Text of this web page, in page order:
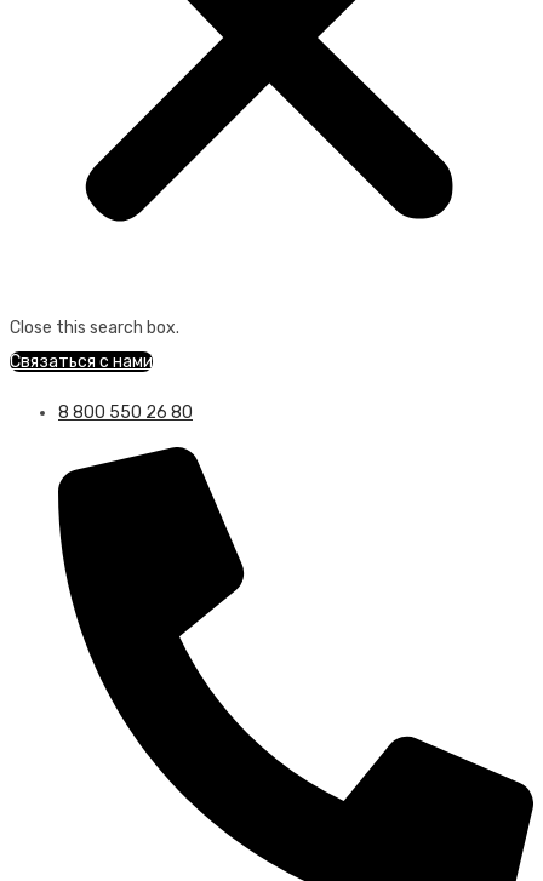
Close this search box.
Связаться с нами
8 800 550 26 80